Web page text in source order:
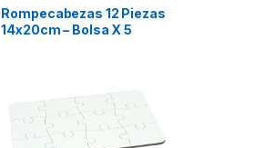
Rompecabezas 12 Piezas
14x20cm – Bolsa X 5